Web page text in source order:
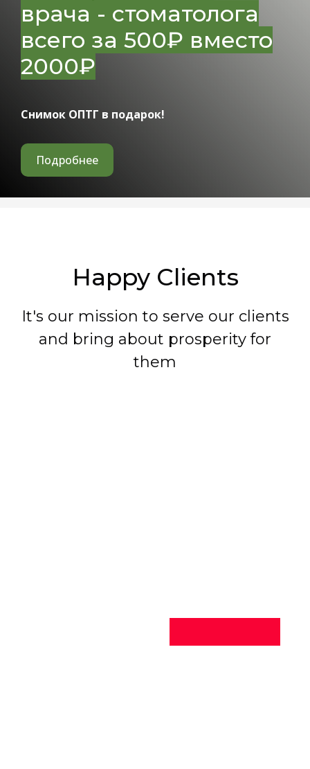
врача - стоматолога
всего за 500₽ вместо
2000₽
Снимок ОПТГ в подарок!
Подробнее
Happy Clients
It's our mission to serve our clients
and bring about prosperity for
them